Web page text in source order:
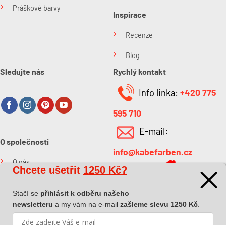
Práškové barvy
Inspirace
Recenze
Blog
Sledujte nás
O společnosti
O nás
Rychlý kontakt
Info linka: +420 775
595 710
E-mail:
info@kabefarben.cz
Chcete ušetřit 1250 Kč?
Stačí se přihlásit k odběru našeho
newsletteru a my vám na e-mail zašleme slevu 1250 Kč